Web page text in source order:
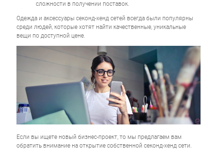
сложности в получении поставок.
Одежда и аксессуары секонд-хенд сетей всегда были популярны
среди людей, которые хотят найти качественные, уникальные
вещи по доступной цене.
Если вы ищете новый бизнес-проект, то мы предлагаем вам
обратить внимание на открытие собственной секонд-хенд сети.